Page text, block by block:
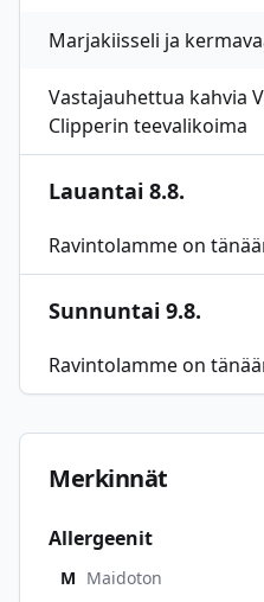
Marjakiisseli ja
Vastajauhettua kahvia
Clipperin teevalikoima
Lauantai 8.8.
Ravintolamme on
Sunnuntai 9.8.
Ravintolamme on
Merkinnät
Allergeenit
M Maidoton